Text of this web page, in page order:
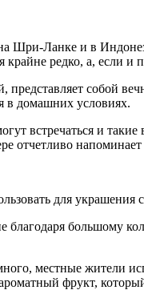
Шри-Ланке и в
редко, а, если
собой
в домашних условиях.
встречаться и
отчетливо напоминает
для украшения
большому
местные жители
фрукт,